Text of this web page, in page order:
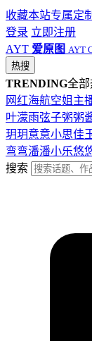
收藏本站专属定制
登录 立即注册
AYT 爱原图 AYT
热搜
TRENDING全部
网红海航空姐 主
叶濛雨弦子粥粥
玥玥意意小思佳
弯弯潘潘小乐悠
搜索